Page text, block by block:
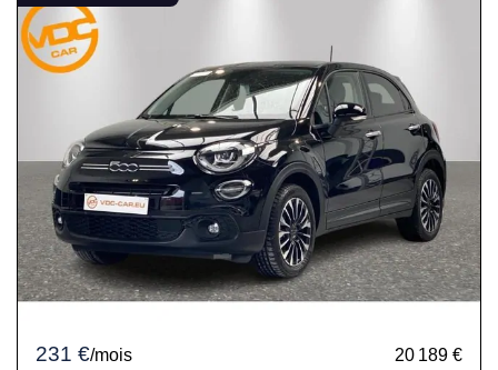
231 €/mois 20 189 €